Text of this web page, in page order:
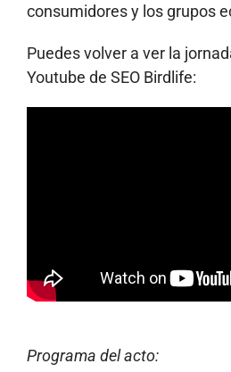
consumidores y los grupos
Puedes volver a ver la
Youtube de SEO Birdlife:
Programa del acto: